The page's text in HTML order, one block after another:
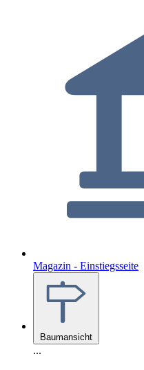
Magazin - Einstiegsseite
Baumansicht
...